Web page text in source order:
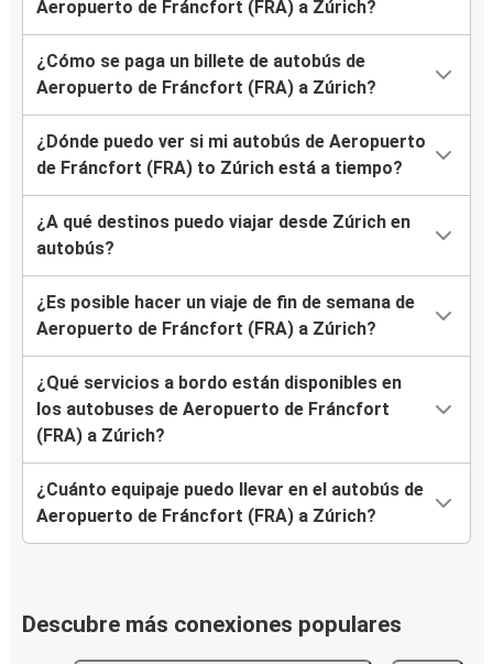
Aeropuerto de Fráncfort (FRA) a Zúrich?
¿Cómo se paga un billete de autobús de
Aeropuerto de Fráncfort (FRA) a Zúrich?
¿Dónde puedo ver si mi autobús de Aeropuerto
de Fráncfort (FRA) to Zúrich está a tiempo?
¿A qué destinos puedo viajar desde Zúrich en
autobús?
¿Es posible hacer un viaje de fin de semana de
Aeropuerto de Fráncfort (FRA) a Zúrich?
¿Qué servicios a bordo están disponibles en
los autobuses de Aeropuerto de Fráncfort
(FRA) a Zúrich?
¿Cuánto equipaje puedo llevar en el autobús de
Aeropuerto de Fráncfort (FRA) a Zúrich?
Descubre más conexiones populares